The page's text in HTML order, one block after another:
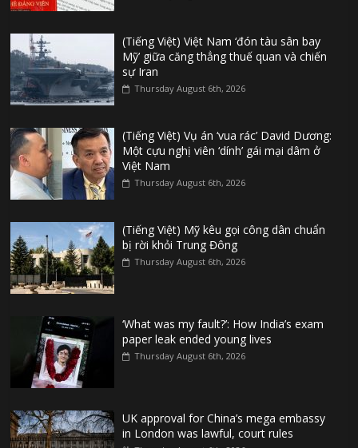
(Tiếng Việt) Việt Nam ‘đón tàu sân bay
Mỹ’ giữa căng thẳng thuế quan và chiến
sự Iran
Thursday August 6th, 2026
(Tiếng Việt) Vụ án ‘vua rác’ David Dương:
Một cựu nghị viên ‘dính’ gái mại dâm ở
Việt Nam
Thursday August 6th, 2026
(Tiếng Việt) Mỹ kêu gọi công dân chuẩn
bị rời khỏi Trung Đông
Thursday August 6th, 2026
‘What was my fault?’: How India’s exam
paper leak ended young lives
Thursday August 6th, 2026
UK approval for China’s mega embassy
in London was lawful, court rules